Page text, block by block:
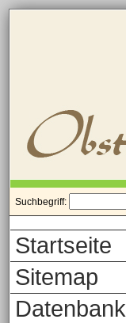
Suchbegriff:
Startseite
Sitemap
Datenbank